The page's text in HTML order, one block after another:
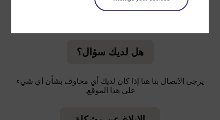
لمعلومات إضافية، الرجاء مراجعة الأسئلة المتكررة والتي قد
هل لديك سؤال؟
يرجى الاتصال بنا هنا إذا كان لديك أي مخاوف بشأن أي شيء
على هذا الموقع.